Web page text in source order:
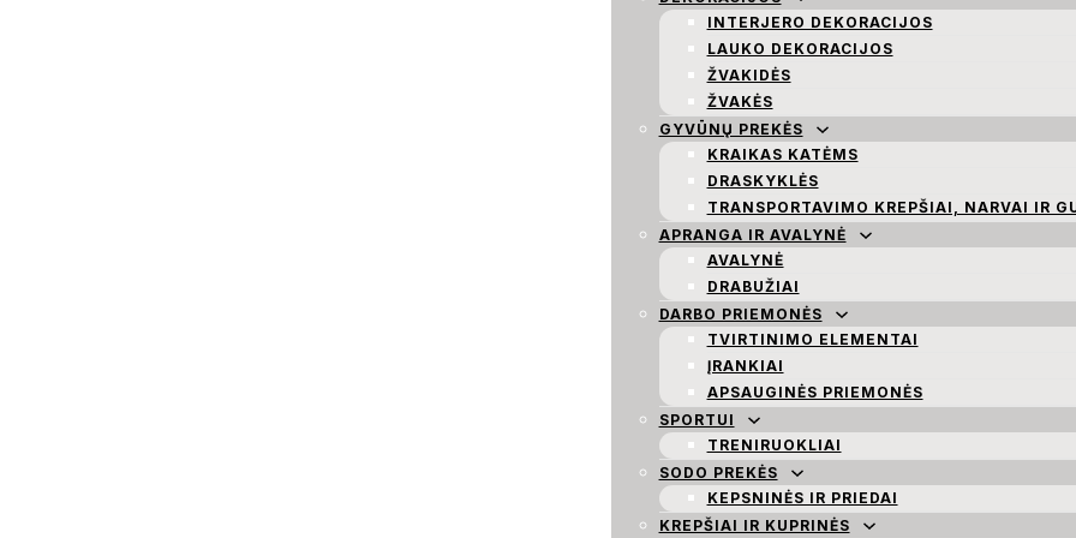
INTERJERO DEKORACIJOS
LAUKO DEKORACIJOS
ŽVAKIDĖS
ŽVAKĖS
GYVŪNŲ PREKĖS
KRAIKAS KATĖMS
DRASKYKLĖS
TRANSPORTAVIMO KREPŠIAI, NARVAI IR
APRANGA IR AVALYNĖ
AVALYNĖ
DRABUŽIAI
DARBO PRIEMONĖS
TVIRTINIMO ELEMENTAI
ĮRANKIAI
APSAUGINĖS PRIEMONĖS
SPORTUI
TRENIRUOKLIAI
SODO PREKĖS
KEPSNINĖS IR PRIEDAI
KREPŠIAI IR KUPRINĖS